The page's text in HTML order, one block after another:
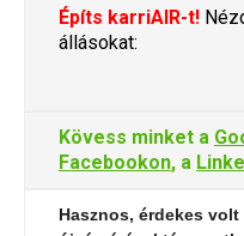
Építs karriAIR-t!
állásokat:
Kövess minket a
Facebookon, a
Hasznos, érdekes